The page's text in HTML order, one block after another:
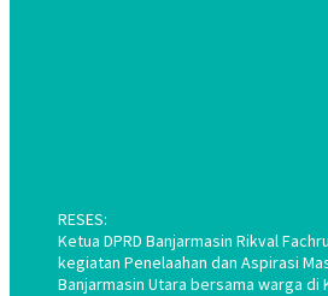
RESES:
Ketua DPRD Banjarmasin Rikval
kegiatan Penelaahan dan Aspirasi
Banjarmasin Utara bersama warga di